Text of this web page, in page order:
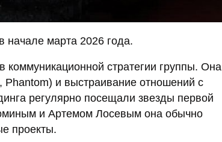
начале марта 2026 года.
стратегии группы. Она
Phantom) и выстраивание отношений с
регулярно посещали звезды первой
и Артемом Лосевым она обычно
проекты.